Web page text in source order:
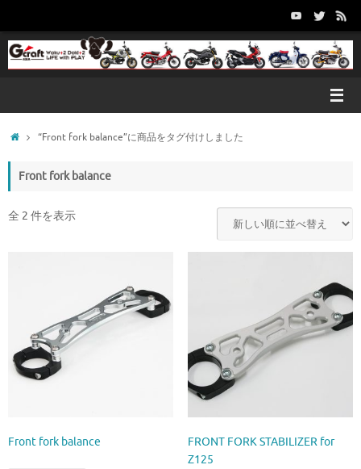
テ
ス
ホ
ム
“Front fork balance”に商品をタグ付けしました
Front fork balance
全 2 件を表示
Front fork balance
FRONT FORK STABILIZER for
Z125